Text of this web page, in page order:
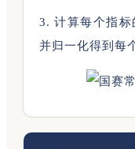
3. 计算每个指标
并归一化得到每